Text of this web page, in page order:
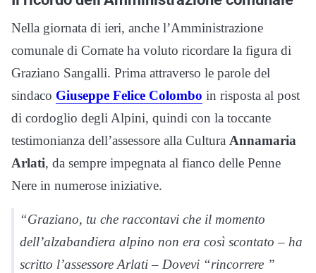
Nella giornata di ieri, anche l’Amministrazione
comunale di Cornate ha voluto ricordare la figura di
Graziano Sangalli. Prima attraverso le parole del
sindaco Giuseppe Felice Colombo in risposta al post
di cordoglio degli Alpini, quindi con la toccante
testimonianza dell’assessore alla Cultura Annamaria
Arlati, da sempre impegnata al fianco delle Penne
Nere in numerose iniziative.
“Graziano, tu che raccontavi che il momento
dell’alzabandiera alpino non era così scontato – ha
scritto l’assessore Arlati – Dovevi “rincorrere ”